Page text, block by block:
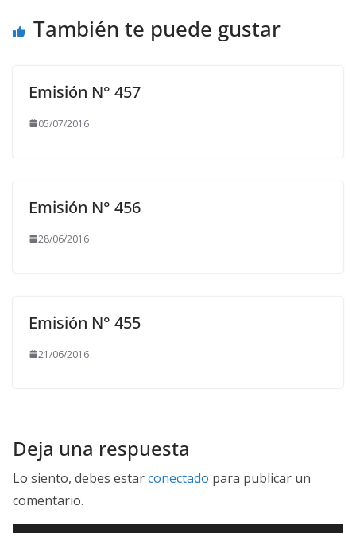
También te puede gustar
Emisión N° 457
05/07/2016
Emisión N° 456
28/06/2016
Emisión N° 455
21/06/2016
Deja una respuesta
Lo siento, debes estarconectado para publicar un
comentario.